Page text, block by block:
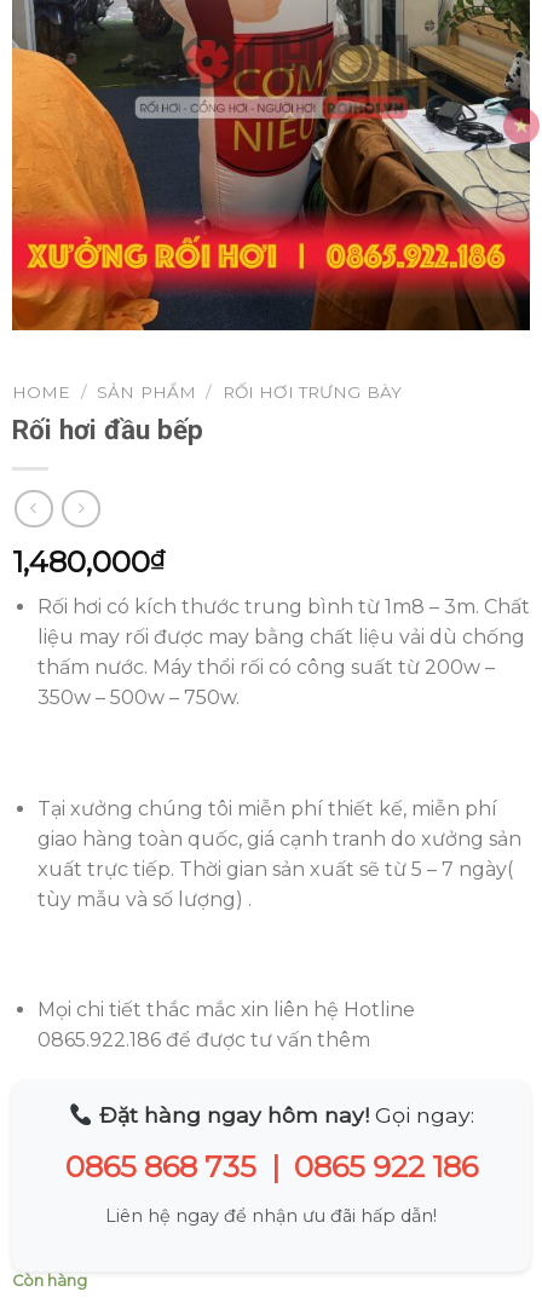
HOME / SẢN PHẨM / RỐI HƠI TRƯNG BÀY
Rối hơi đầu bếp
1,480,000₫
Rối hơi có kích thước trung bình từ 1m8 – 3m. Chất
liệu may rối được may bằng chất liệu vải dù chống
thấm nước. Máy thổi rối có công suất từ 200w –
350w – 500w – 750w.
Tại xưởng chúng tôi miễn phí thiết kế, miễn phí
giao hàng toàn quốc, giá cạnh tranh do xưởng sản
xuất trực tiếp. Thời gian sản xuất sẽ từ 5 – 7 ngày(
tùy mẫu và số lượng) .
Mọi chi tiết thắc mắc xin liên hệ Hotline
0865.922.186 để được tư vấn thêm
Đặt hàng ngay hôm nay!Gọi ngay:
0865 868 735| 0865 922 186
Liên hệ ngay để nhận ưu đãi hấp dẫn!
Còn hàng